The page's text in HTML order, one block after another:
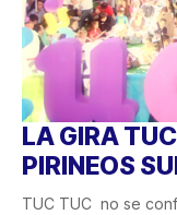
LA GIRA
PIRINEOS
TUC TUC no se